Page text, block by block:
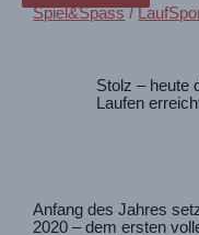
Spiel&Spass/
Stolz – heute
Laufen
Anfang des Jahres
2020 – dem ersten